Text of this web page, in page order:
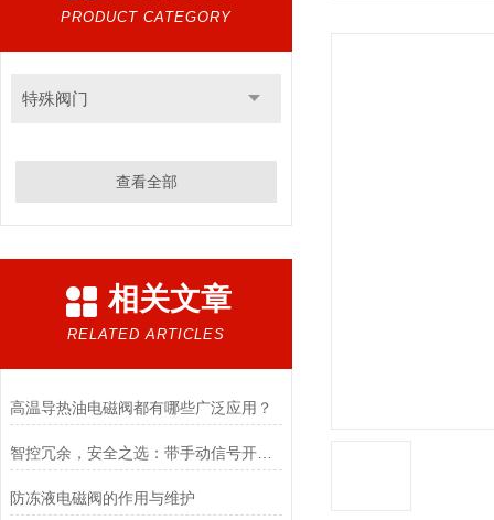
PRODUCT CATEGORY
特殊阀门
查看全部
相关文章
RELATED ARTICLES
高温导热油电磁阀都有哪些广泛应用？
智控冗余，安全之选：带手动信号开关电磁阀，双模驱动的可靠保障
防冻液电磁阀的作用与维护